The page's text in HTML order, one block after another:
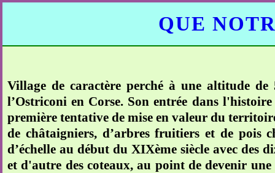
QUE
Village de caractère perché à une altitude
l’Ostriconi en Corse. Son entrée dans
première tentative de mise en valeur du
de châtaigniers, d’arbres fruitiers et de pois
d’échelle au début du XIXème siècle avec
et d'autre des coteaux, au point de devenir